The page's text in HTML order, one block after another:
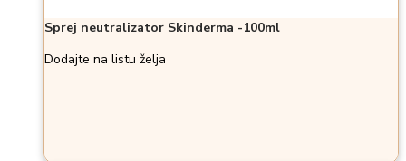
Sprej neutralizator Skinderma -100ml
Dodajte na listu želja